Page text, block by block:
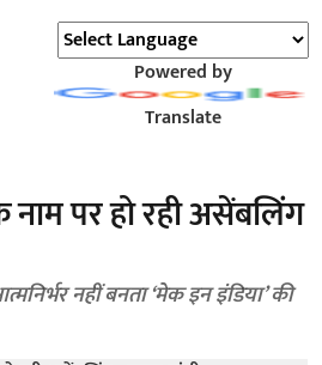
Powered by
Translate
नाम पर हो रही असेंबलिंग
नहीं बनता ‘मेक इन इंडिया’ की